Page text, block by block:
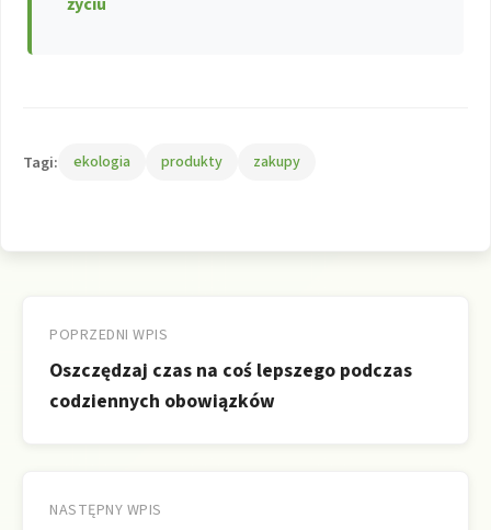
Tagi: ekologia produkty zakupy
wpisu
POPRZEDNI WPIS
Oszczędzaj czas na coś lepszego podczas
codziennych obowiązków
NASTĘPNY WPIS